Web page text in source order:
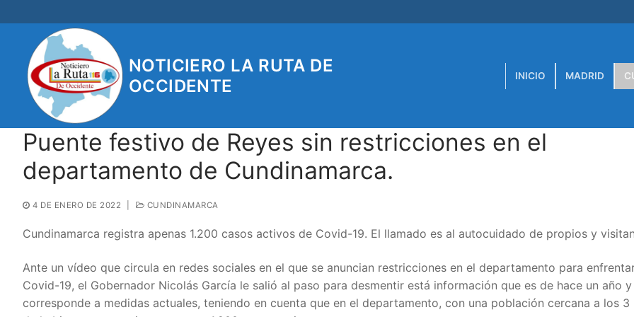
al
contenido
NOTICIERO LA RUTA DE
OCCIDENTE
INICIO MADRID
Puente festivo de Reyes sin restricciones en el
departamento de Cundinamarca.
4 DE ENERO DE 2022 CUNDINAMARCA
Cundinamarca registra apenas 1.200 casos activos de Covid-19. El llamado es al autocuidado de propios y
Ante un vídeo que circula en redes sociales en el que se anuncian restricciones en el departamento para
Covid-19, el Gobernador Nicolás García le salió al paso para desmentir está información que es de hace un año y
corresponde a medidas actuales, teniendo en cuenta que en el departamento, con una población cercana a los 3